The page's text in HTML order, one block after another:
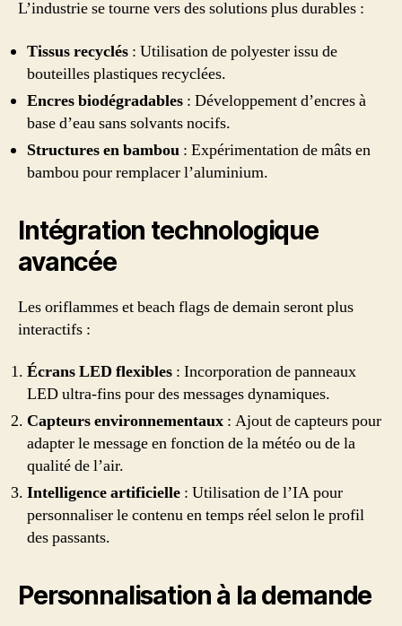
L’industrie se tourne vers des solutions plus durables :
Tissus recyclés : Utilisation de polyester issu de
bouteilles plastiques recyclées.
Encres biodégradables : Développement d’encres à
base d’eau sans solvants nocifs.
Structures en bambou : Expérimentation de mâts en
bambou pour remplacer l’aluminium.
Intégration technologique
avancée
Les oriflammes et beach flags de demain seront plus
interactifs :
Écrans LED flexibles : Incorporation de panneaux
LED ultra-fins pour des messages dynamiques.
Capteurs environnementaux : Ajout de capteurs pour
adapter le message en fonction de la météo ou de la
qualité de l’air.
Intelligence artificielle : Utilisation de l’IA pour
personnaliser le contenu en temps réel selon le profil
des passants.
Personnalisation à la demande